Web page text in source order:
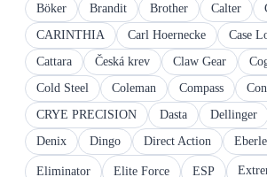
Böker
Brandit Brother Calter
CARINTHIA
Carl Hoernecke Case
Cattara
Česká krev Claw Gear
Cold Steel
Coleman Compass
CRYE PRECISION
Dasta Dellinger
Denix
Dingo Direct Action
Eliminator Elite Force ESP